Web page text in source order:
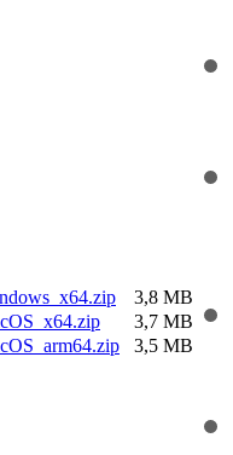
3,8 MB
3,7 MB
3,5 MB